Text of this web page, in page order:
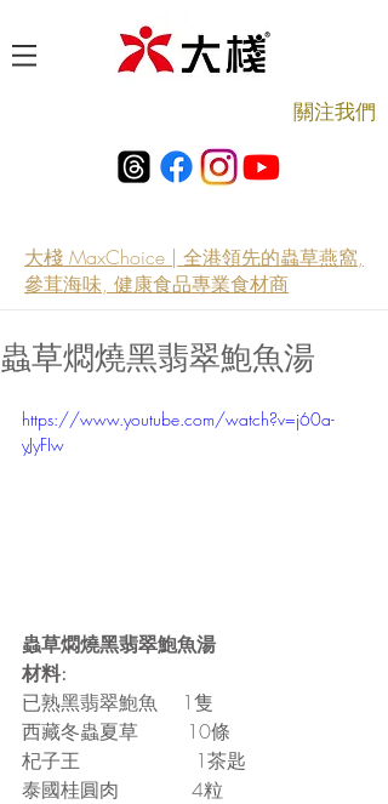
​關注我們
大棧 MaxChoice | 全港領先的蟲草燕窩,
參茸海味, 健康食品專業食材商
蟲草燜燒黑翡翠鮑魚湯
https://www.youtube.com/watch?v=j60a-
yJyFIw
蟲草燜燒黑翡翠鮑魚湯
材料:
已熟黑翡翠鮑魚    1隻
西藏冬蟲夏草        10條
杞子王                   1茶匙
泰國桂圓肉            4粒